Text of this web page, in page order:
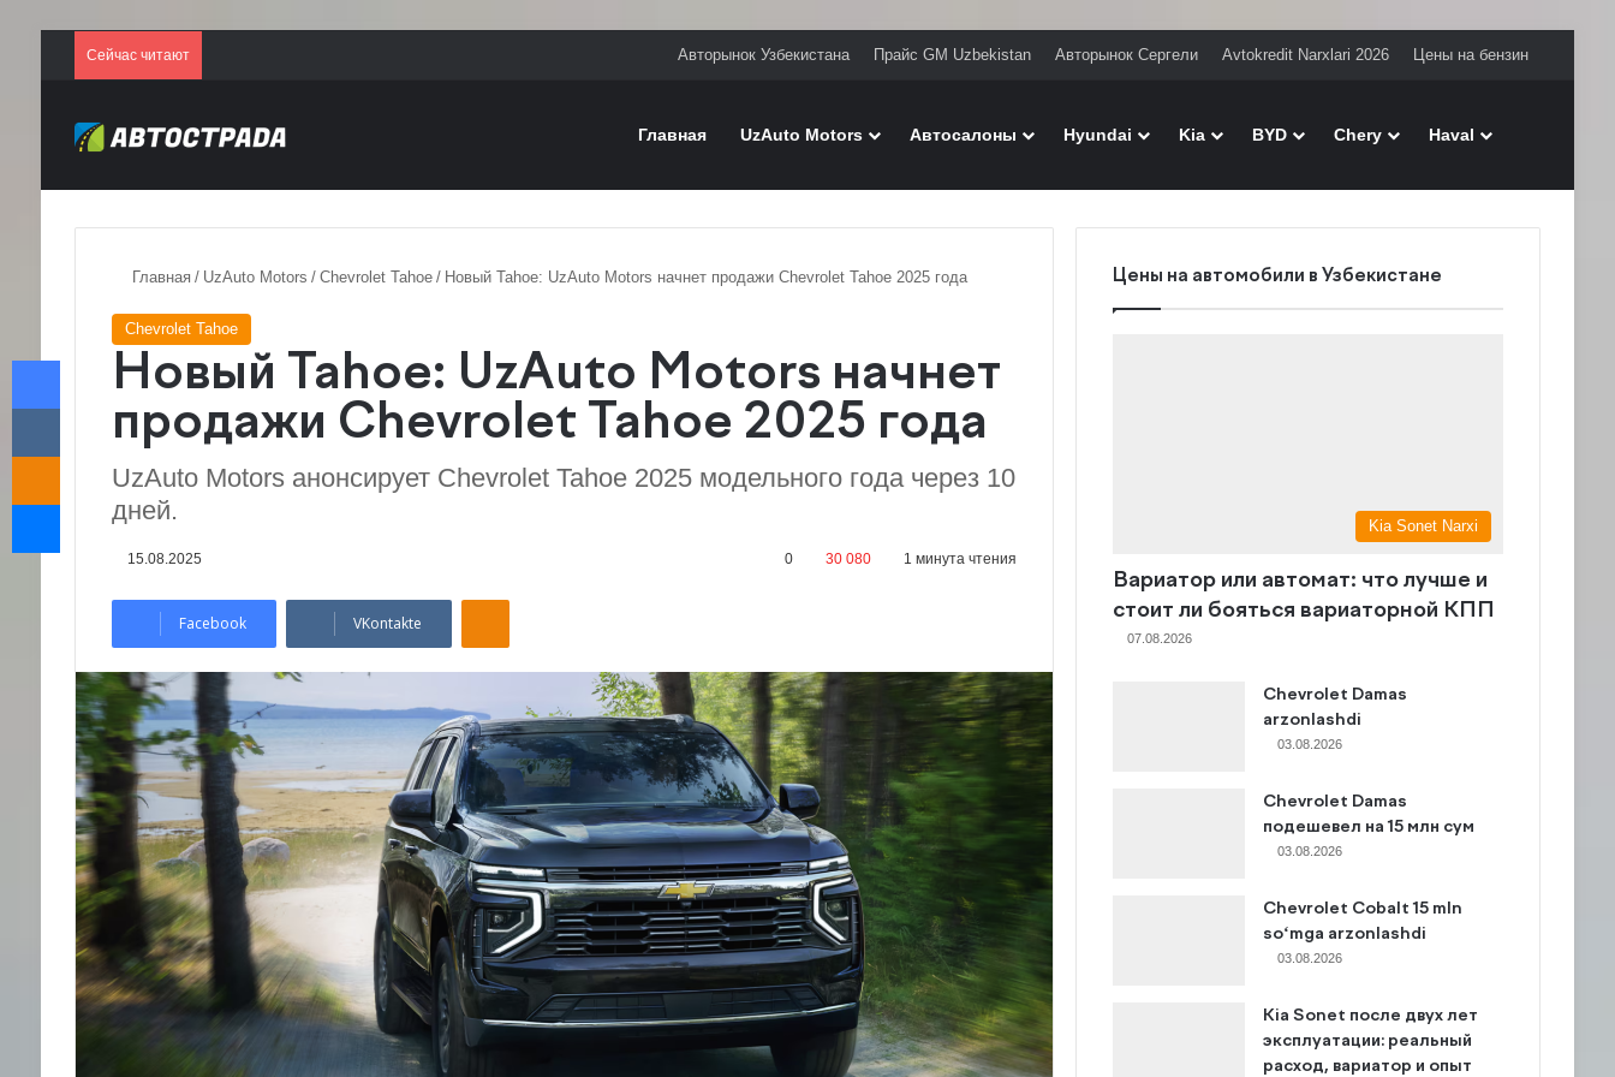
Сейчас читают Авторынок Узбекистана Прайс GM Uzbekistan Авторынок Сергели Avtokredit Narxlari 2026 Цены на бензин
Главная UzAuto Motors Автосалоны Hyundai Kia BYD Chery Haval
Главная / UzAuto Motors / Chevrolet Tahoe / Новый Tahoe: UzAuto Motors начнет продажи Chevrolet Tahoe 2025 года
Chevrolet Tahoe
Новый Tahoe: UzAuto Motors начнет
продажи Chevrolet Tahoe 2025 года
UzAuto Motors анонсирует Chevrolet Tahoe 2025 модельного года через 10
дней.
15.08.2025 0 30 080 1 минута чтения
Facebook VKontakte
Odnoklassniki
Цены на автомобили в Узбекистане
Kia Sonet Narxi
Вариатор или автомат: что лучше и
стоит ли бояться вариаторной КПП
07.08.2026
Chevrolet Damas
arzonlashdi
03.08.2026
Chevrolet Damas
подешевел на 15 млн сум
03.08.2026
Chevrolet Cobalt 15 mln
so‘mga arzonlashdi
03.08.2026
Kia Sonet после двух лет
эксплуатации: реальный
расход, вариатор и опыт
VKontakte
Messenger